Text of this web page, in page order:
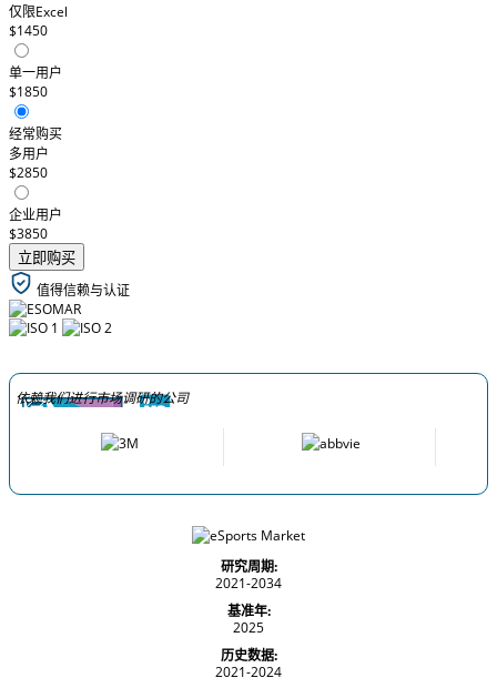
仅限Excel
$1450
单一用户
$1850
经常购买
多用户
$2850
企业用户
$3850
立即购买
值得信赖与认证
依赖我们进行市场调研的公司
研究周期:
2021-2034
基准年:
2025
历史数据:
2021-2024